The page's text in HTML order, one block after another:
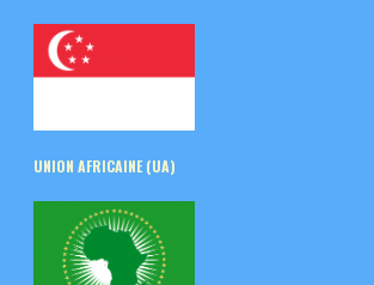
UNION AFRICAINE (UA)